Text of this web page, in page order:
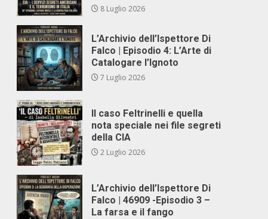
8 Luglio 2026
L’Archivio dell’Ispettore Di
Falco | Episodio 4: L’Arte di
Catalogare l’Ignoto
7 Luglio 2026
Il caso Feltrinelli e quella
nota speciale nei file segreti
della CIA
2 Luglio 2026
L’Archivio dell’Ispettore Di
Falco | 46909 -Episodio 3 –
La farsa e il fango